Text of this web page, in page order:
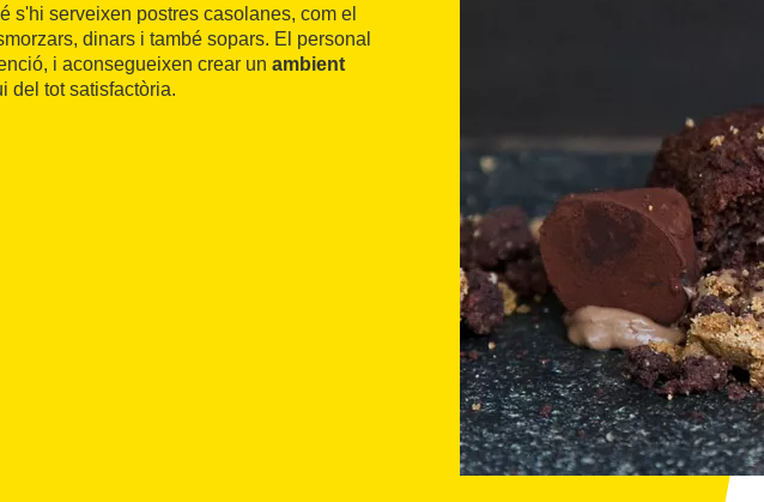
s'hi serveixen postres casolanes, com el
dinars i també sopars. El personal
i aconsegueixen crear un ambient
del tot satisfactòria.